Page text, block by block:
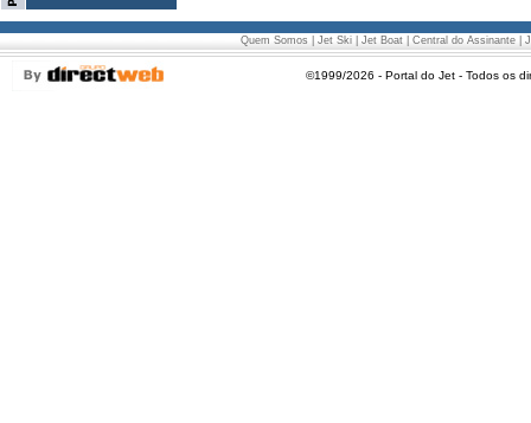
Quem Somos Jet Ski Jet Boat Central do Assinante
©1999/2026 - Portal do Jet - Todos os